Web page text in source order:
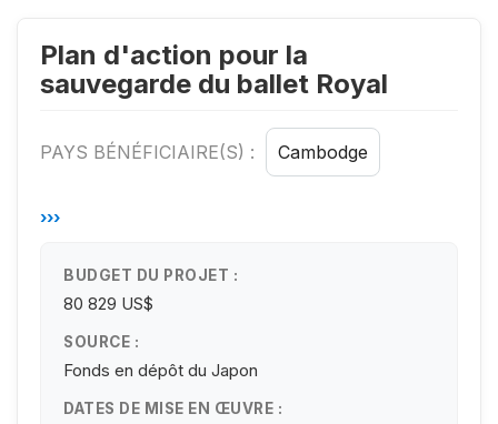
Plan d'action pour la
sauvegarde du ballet Royal
PAYS BÉNÉFICIAIRE(S) : Cambodge
›››
BUDGET DU PROJET :
80 829 US$
SOURCE :
Fonds en dépôt du Japon
DATES DE MISE EN ŒUVRE :